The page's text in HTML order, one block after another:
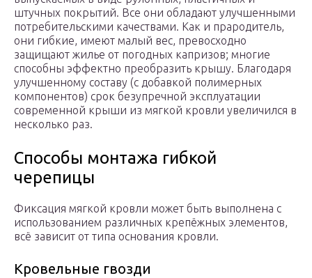
штучных покрытий. Все они обладают улучшенными
потребительскими качествами. Как и прародитель,
они гибкие, имеют малый вес, превосходно
защищают жилье от погодных капризов; многие
способны эффектно преобразить крышу. Благодаря
улучшенному составу (с добавкой полимерных
компонентов) срок безупречной эксплуатации
современной крыши из мягкой кровли увеличился в
несколько раз.
Способы монтажа гибкой
черепицы
Фиксация мягкой кровли может быть выполнена с
использованием различных крепёжных элементов,
всё зависит от типа основания кровли.
Кровельные гвозди